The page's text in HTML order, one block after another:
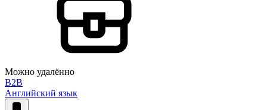
Можно удалённо
B2B
Английский язык